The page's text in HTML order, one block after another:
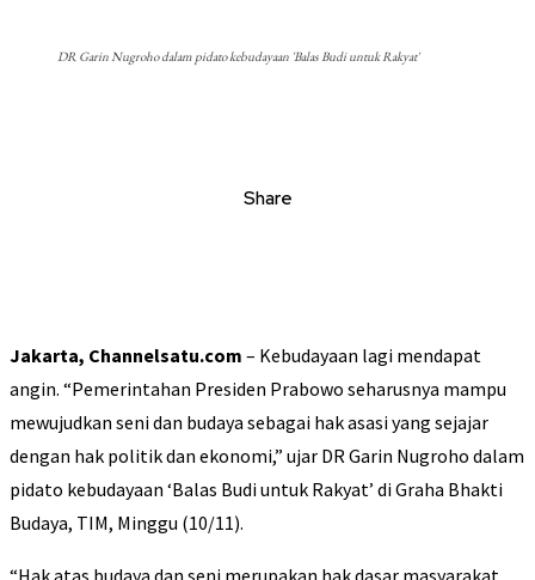
DR Garin Nugroho dalam pidato kebudayaan 'Balas Budi untuk Rakyat'
Share
Jakarta, Channelsatu.com – Kebudayaan lagi mendapat
angin. “Pemerintahan Presiden Prabowo seharusnya mampu
mewujudkan seni dan budaya sebagai hak asasi yang sejajar
dengan hak politik dan ekonomi,” ujar DR Garin Nugroho dalam
pidato kebudayaan ‘Balas Budi untuk Rakyat’ di Graha Bhakti
Budaya, TIM, Minggu (10/11).